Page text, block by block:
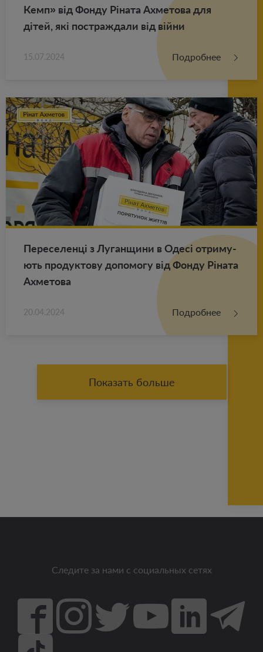
Кемп» від Фонду Ріната Ах­ме­то­ва для
дітей, які по­ст­раж­да­ли від війни
15.07.2024 Подробнее
Пе­ре­се­ленці з Лу­ган­щи­ни в Одесі от­ри­му­
ють про­дук­то­ву до­по­мо­гу від Фонду Ріната
Ах­ме­то­ва
20.04.2024 Подробнее
Показать больше
Следите за нами с социальных сетях